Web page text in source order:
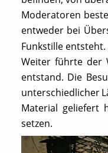
Moderatoren
entweder bei
Funkstille entsteht.
Weiter führte der
entstand. Die
unterschiedlicher
Material geliefert
setzen.